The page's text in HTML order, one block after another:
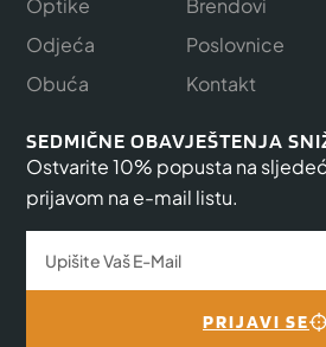
Optike
Odjeća
Obuća
Brendovi
Poslovnice
Kontakt
SEDMIČNE OBAVJEŠTENJA
Ostvarite 10% popusta na
prijavom na e-mail listu.
PRIJAVI SE